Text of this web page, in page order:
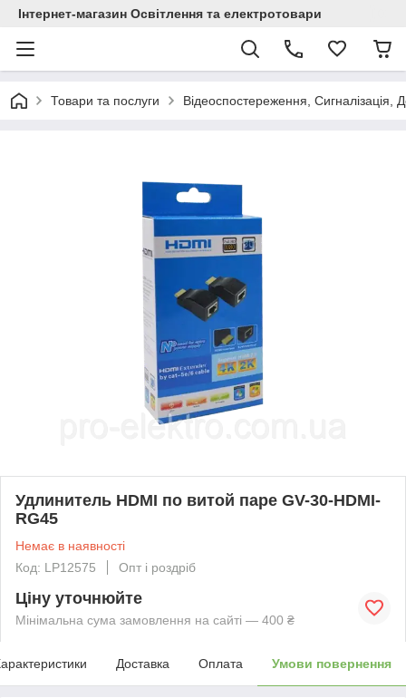
Інтернет-магазин Освітлення та електротовари
Товари та послуги Відеоспостереження,
Удлинитель HDMI по витой паре GV-30-HDMI-
RG45
Немає в наявності
Код: LP12575
Опт і роздріб
Ціну уточнюйте
Мінімальна сума замовлення на сайті — 400 ₴
Доставка Оплата Умови повернення